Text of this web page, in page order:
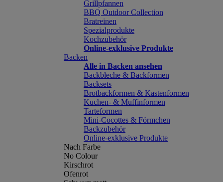
Grillpfannen
BBQ Outdoor Collection
Bratreinen
Spezialprodukte
Kochzubehör
Online-exklusive Produkte
Backen
Alle in Backen ansehen
Backbleche & Backformen
Backsets
Brotbackformen & Kastenformen
Kuchen- & Muffinformen
Tarteformen
Mini-Cocottes & Förmchen
Backzubehör
Online-exklusive Produkte
Nach Farbe
No Colour
Kirschrot
Ofenrot